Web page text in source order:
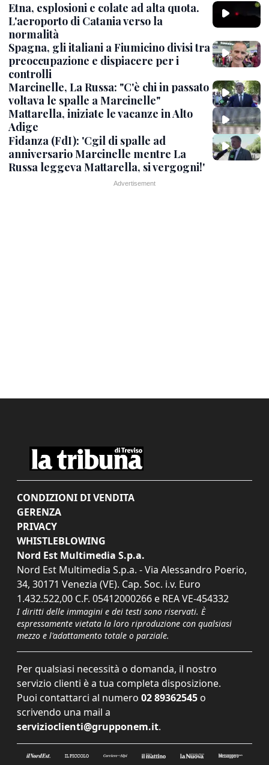
Etna, esplosioni e colate ad alta quota.
L'aeroporto di Catania verso la
normalità
Spagna, gli italiani a Fiumicino divisi tra
preoccupazione e dispiacere per i
controlli
Marcinelle, La Russa: "C'è chi in passato
voltava le spalle a Marcinelle"
Mattarella, iniziate le vacanze in Alto
Adige
Fidanza (FdI): 'Cgil di spalle ad
anniversario Marcinelle mentre La
Russa leggeva Mattarella, si vergogni!'
CONDIZIONI DI VENDITA
GERENZA
PRIVACY
WHISTLEBLOWING
Nord Est Multimedia S.p.a.
Nord Est Multimedia S.p.a. - Via Alessandro Poerio,
34, 30171 Venezia (VE). Cap. Soc. i.v. Euro
1.432.522,00 C.F. 05412000266 e REA VE-454332
I diritti delle immagini e dei testi sono riservati. È
espressamente vietata la loro riproduzione con qualsiasi
mezzo e l'adattamento totale o parziale.
Per qualsiasi necessità o domanda, il nostro
servizio clienti è a tua completa disposizione.
Puoi contattarci al numero 02 89362545 o
scrivendo una mail a
servizioclienti@grupponem.it.